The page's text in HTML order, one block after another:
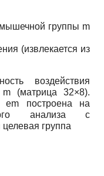
группы m
(извлекается из
воздействия
m
(матрица 32×8).
em
построена на
анализа с
группа